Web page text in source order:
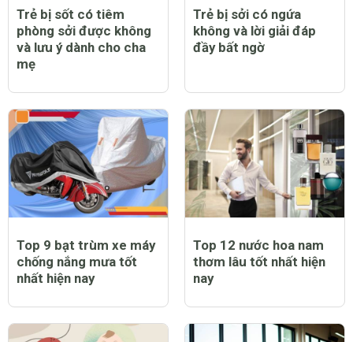
Trẻ bị sốt có tiêm
phòng sởi được không
và lưu ý dành cho cha
mẹ
Trẻ bị sởi có ngứa
không và lời giải đáp
đầy bất ngờ
Top 9 bạt trùm xe máy
chống nắng mưa tốt
nhất hiện nay
Top 12 nước hoa nam
thơm lâu tốt nhất hiện
nay